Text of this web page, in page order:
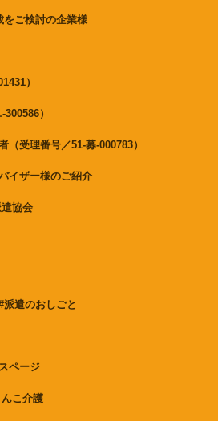
をご検討の企業様
）
）
（受理番号／51-募-000783）
イザー様のご紹介
協会
遣のおしごと
ページ
こ介護